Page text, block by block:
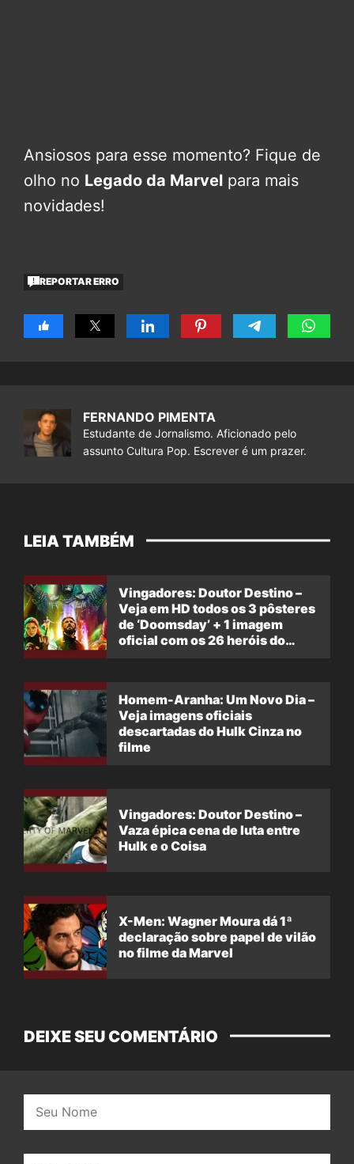
Ansiosos para esse momento? Fique de
olho no Legado da Marvel para mais
novidades!
REPORTAR ERRO
FERNANDO PIMENTA
Estudante de Jornalismo. Aficionado pelo
assunto Cultura Pop. Escrever é um prazer.
LEIA TAMBÉM
Vingadores: Doutor Destino –
Veja em HD todos os 3 pôsteres
de ‘Doomsday’ + 1 imagem
oficial com os 26 heróis do
Homem-Aranha: Um Novo Dia –
Veja imagens oficiais
descartadas do Hulk Cinza no
filme
Vingadores: Doutor Destino –
Vaza épica cena de luta entre
Hulk e o Coisa
X-Men: Wagner Moura dá 1ª
declaração sobre papel de vilão
no filme da Marvel
DEIXE SEU COMENTÁRIO